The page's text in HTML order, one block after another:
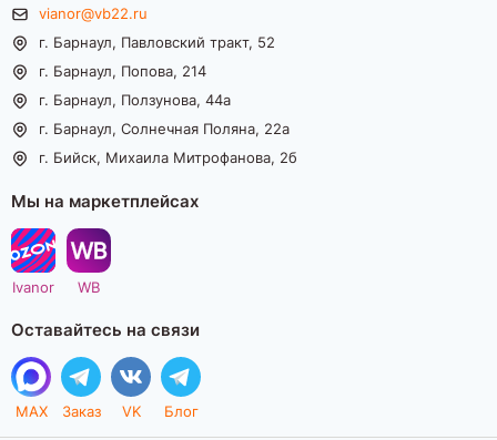
vianor@vb22.ru
г. Барнаул, Павловский тракт, 52
г. Барнаул, Попова, 214
г. Барнаул, Ползунова, 44а
г. Барнаул, Солнечная Поляна, 22а
г. Бийск, Михаила Митрофанова, 2б
Мы на маркетплейсах
Ivanor WB
Оставайтесь на связи
MAX Заказ VK Блог